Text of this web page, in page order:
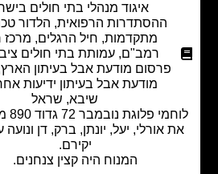
איגוד מנהלי בתי חולים בישראל ,
ההסתדרות הרפואית,הלדור טכנולוגיות
מתקדמות,חיל הרגלים,מרכז רפואי
רמב"ם
,עמותת בתי חולים ציבוריים,
פרסום מודעת אבל בעיתון הארץ,פרסום
מודעת אבל בעיתון ידיעות אחרונות,
שראל
לוחמי פלוגת נובמבר 72 גדוד 890 מנחמים
אורלי, יעל, יונתן, ברק, דן ונועה על מות
המנוח היה קצין צנחנים.